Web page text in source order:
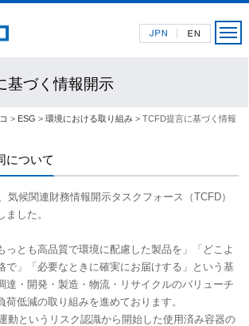
> ESG >環境における取り組み > TCFD提言に基づく情報
基づく情報開示
について
気候関連財務情報開示タスクフォース（TCFD）
した。
っとも高品質で環境に配慮した製品を」「どこよ
で」「必要なときに確実にお届けする」という基
達・開発・製造・物流・リサイクルのバリューチ
荷低減の取り組みを進めております。
動というリスク認識から開始した使用済み容器の